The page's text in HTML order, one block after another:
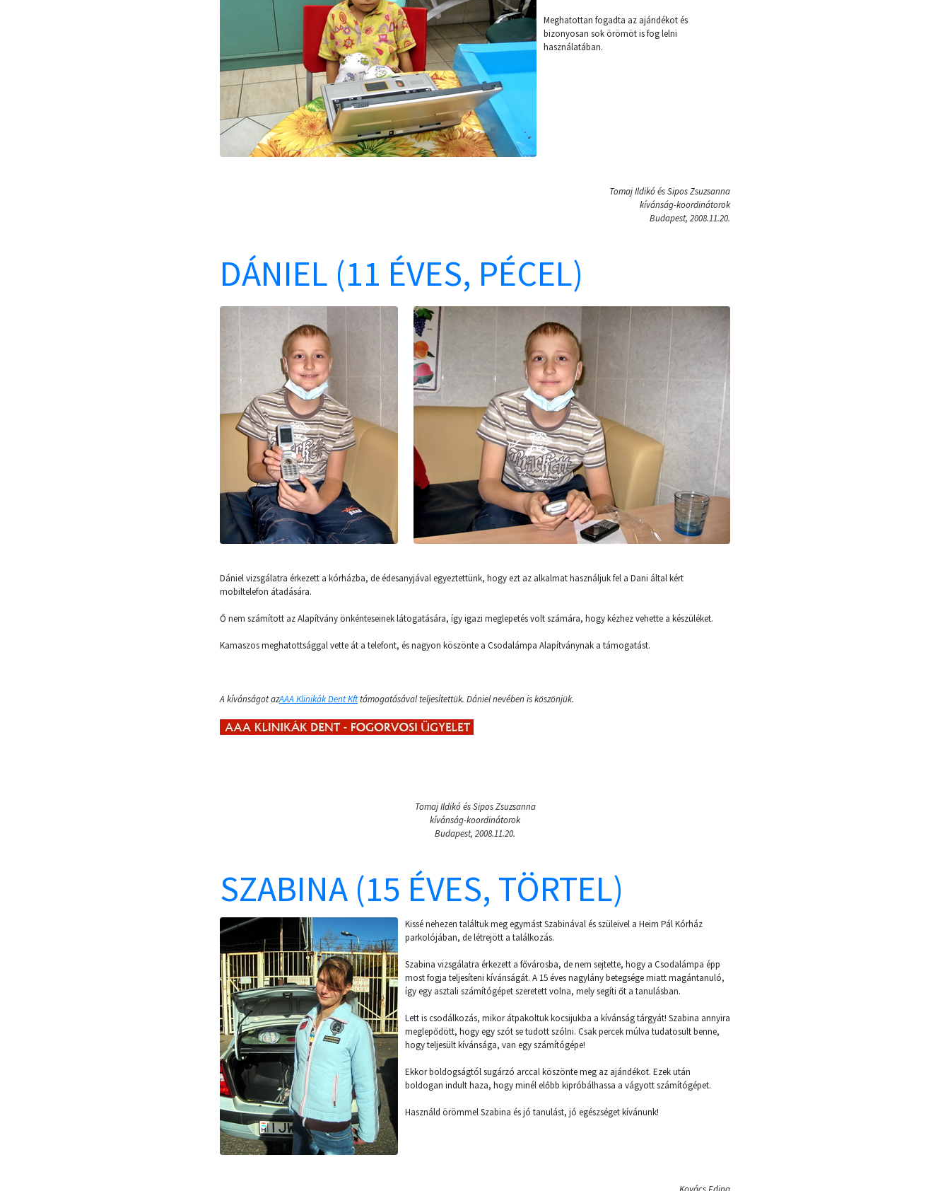
Meghatottan fogadta az ajándékot és
bizonyosan sok örömöt is fog lelni
használatában.
Tomaj Ildikó és Sipos Zsuzsanna
kívánság-koordinátorok
Budapest, 2008.11.20.
DÁNIEL (11 ÉVES, PÉCEL)
Dániel vizsgálatra érkezett a kórházba, de édesanyjával egyeztettünk, hogy ezt az alkalmat használjuk fel a Dani által kért
mobiltelefon átadására.
Ő nem számított az Alapítvány önkénteseinek látogatására, így igazi meglepetés volt számára, hogy kézhez vehette a készüléket.
Kamaszos meghatottsággal vette át a telefont, és nagyon köszönte a Csodalámpa Alapítványnak a támogatást.
A kívánságot azAAA Klinikák Dent Kfttámogatásával teljesítettük. Dániel nevében is köszönjük.
Tomaj Ildikó és Sipos Zsuzsanna
kívánság-koordinátorok
Budapest, 2008.11.20.
SZABINA (15 ÉVES, TÖRTEL)
Kissé nehezen találtuk meg egymást Szabinával és szüleivel a Heim Pál Kórház
parkolójában, de létrejött a találkozás.
Szabina vizsgálatra érkezett a fővárosba, de nem sejtette, hogy a Csodalámpa épp
most fogja teljesíteni kívánságát. A 15 éves nagylány betegsége miatt magántanuló,
így egy asztali számítógépet szeretett volna, mely segíti őt a tanulásban.
Lett is csodálkozás, mikor átpakoltuk kocsijukba a kívánság tárgyát! Szabina annyira
meglepődött, hogy egy szót se tudott szólni. Csak percek múlva tudatosult benne,
hogy teljesült kívánsága, van egy számítógépe!
Ekkor boldogságtól sugárzó arccal köszönte meg az ajándékot. Ezek után
boldogan indult haza, hogy minél előbb kipróbálhassa a vágyott számítógépet.
Használd örömmel Szabina és jó tanulást, jó egészséget kívánunk!